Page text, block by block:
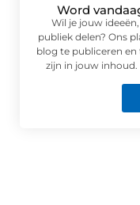
Word
Wil je jouw
publiek delen? Ons
blog te publiceren en
zijn in jouw inhoud.